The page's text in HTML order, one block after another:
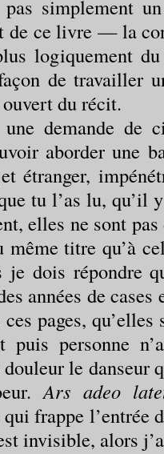
simplement
de ce livre — la
logiquement
de travailler
du récit.
demande de
aborder une
étranger,
tu l’as lu, qu’il
elles ne sont
même titre qu’à
je dois répondre
années de
ces pages,
puis personne
le danseur
Ars adeo
frappe
invisible, alors